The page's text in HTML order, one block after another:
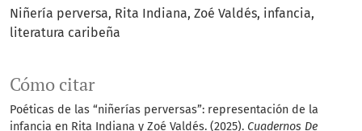
Niñería perversa, Rita Indiana, Zoé Valdés, infancia,
literatura caribeña
Cómo citar
Poéticas de las “niñerías perversas”: representación de la
infancia en Rita Indiana y Zoé Valdés. (2025). Cuadernos De